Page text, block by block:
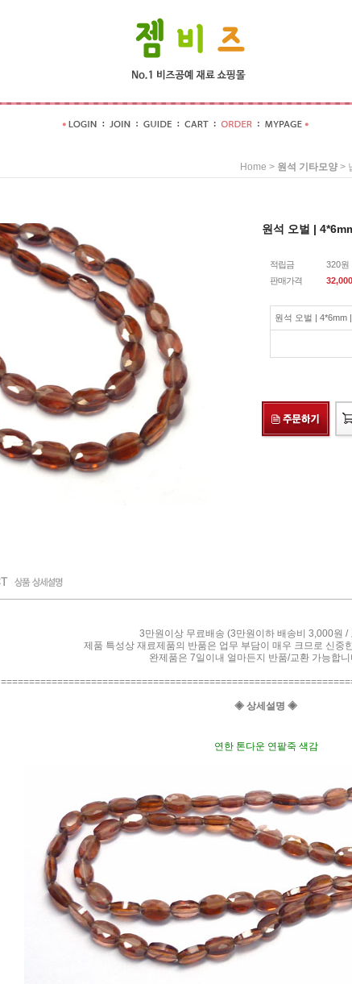
Home > 원석 기타모양 >
원석 오벌 |
적립금
320원
판매가격
32,000
원석 오벌 | 4*6mm
3만원이상 무료배송 (3만원이하 배송비 3,000원 /
제품 특성상 재료제품의 반품은 업무 부담이 매우 크므로 신중
완제품은 7일이내 얼마든지 반품/교환 가능합
◈ 상세설명 ◈
연한 톤다운 연팥죽 색감